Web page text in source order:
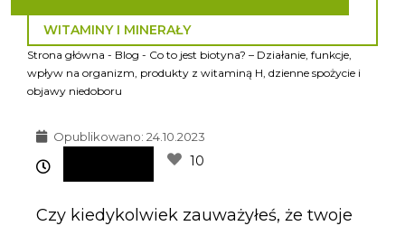
WITAMINY I MINERAŁY
Strona główna - Blog - Co to jest biotyna? – Działanie, funkcje,
wpływ na organizm, produkty z witaminą H, dzienne spożycie i
objawy niedoboru
Opublikowano: 24.10.2023
10
Czy kiedykolwiek zauważyłeś, że twoje